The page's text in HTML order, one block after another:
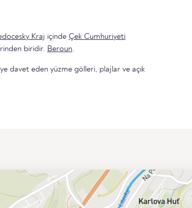
Kraj içinde Çek Cumhuriyeti
biridir. Beroun.
davet eden yüzme gölleri, plajlar ve açık